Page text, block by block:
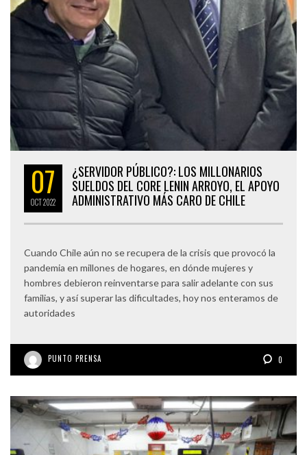
07
OCT2022
¿SERVIDOR PÚBLICO?: LOS MILLONARIOS
SUELDOS DEL CORE LENIN ARROYO, EL APOYO
ADMINISTRATIVO MÁS CARO DE CHILE
Cuando Chile aún no se recupera de la crisis que provocó la
pandemia en millones de hogares, en dónde mujeres y
hombres debieron reinventarse para salir adelante con sus
familias, y así superar las dificultades, hoy nos enteramos de
autoridades
PUNTO PRENSA 0